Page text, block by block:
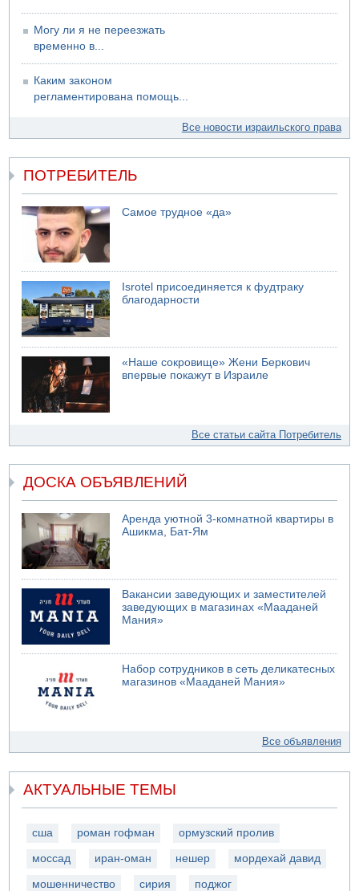
Могу ли я не переезжать
временно в...
Каким законом
регламентирована помощь...
Все новости израильского права
ПОТРЕБИТЕЛЬ
Самое трудное «да»
Isrotel присоединяется к фудтраку
благодарности
«Наше сокровище» Жени Беркович
впервые покажут в Израиле
Все статьи сайта Потребитель
ДОСКА ОБЪЯВЛЕНИЙ
Аренда уютной 3-комнатной квартиры в
Ашикма, Бат-Ям
Вакансии заведующих и заместителей
заведующих в магазинах «Мааданей
Мания»
Набор сотрудников в сеть деликатесных
магазинов «Мааданей Мания»
Все объявления
АКТУАЛЬНЫЕ ТЕМЫ
сша роман гофман ормузский пролив
моссад иран-оман нешер мордехай давид
мошенничество сирия поджог